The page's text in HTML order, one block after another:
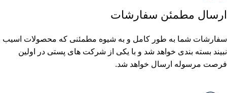
ارسال مطمئن سفارشات
سفارشات شما به طور کامل و به شیوه مطمئنی که محصولات اسیب
نبیند بسته بندی خواهد شد و با یکی از شرکت های پستی در اولین
فرصت مرسوله ارسال خواهد شد.